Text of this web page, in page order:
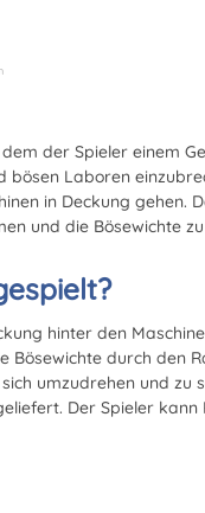
der Spieler einem
Laboren
in Deckung gehen.
und die Bösewichte
hinter den
Bösewichte durch den
umzudrehen und zu
Der Spieler